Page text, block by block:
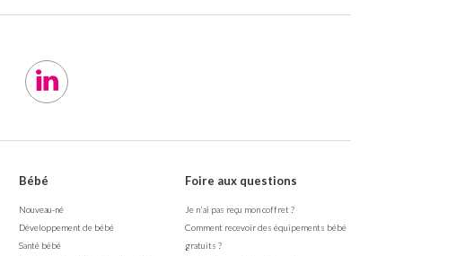
Bébé
Nouveau-né
Développement de bébé
Santé bébé
Foire aux questions
Je n'ai pas reçu mon coffret ?
Comment recevoir des équipements bébé
gratuits ?